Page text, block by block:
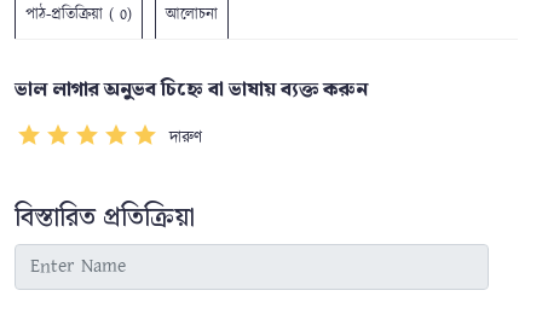
পাঠ-প্রতিক্রিয়া ( 0) আলোচনা
ভাল লাগার অনুভব চিহ্নে বা ভাষায় ব্যক্ত করুন
দারুণ
বিস্তারিত প্রতিক্রিয়া